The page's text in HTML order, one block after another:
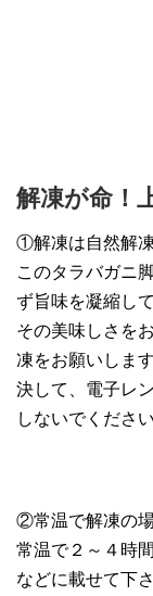
解凍が命！
①解凍は自然解
このタラバガニ
ず旨味を凝縮し
その美味しさを
凍をお願いします
決して、電子レ
しないでください
②常温で解凍の
常温で２～４時
などに載せて下さ